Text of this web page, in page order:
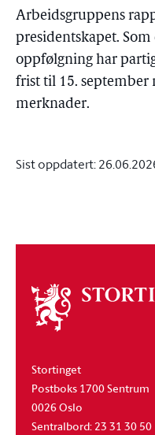
Arbeidsgruppens
presidentskapet.
oppfølgning har
frist til 15. september
merknader.
Sist oppdatert:
Om
stortinget
Stortinget
Postboks 1700 Sentrum
0026 Oslo
Sentralbord: 23 31 30 50